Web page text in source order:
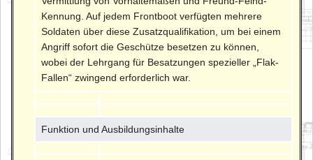
Kennung. Auf jedem Frontboot verfügten mehrere
Soldaten über diese Zusatzqualifikation, um bei einem
Angriff sofort die Geschütze besetzen zu können,
wobei der Lehrgang für Besatzungen spezieller „Flak-
Fallen“ zwingend erforderlich war.
Funktion und Ausbildungsinhalte